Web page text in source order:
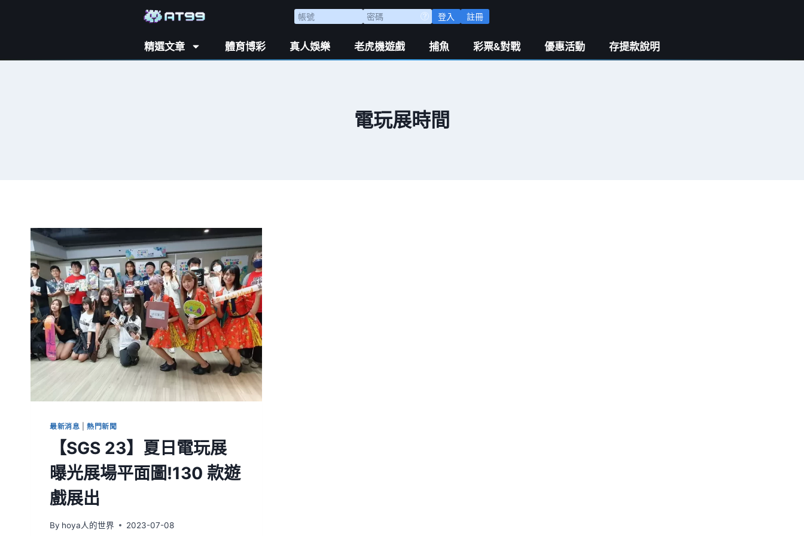
登入 註冊
精選文章 體育博彩 真人娛樂 老虎機遊戲 捕魚 彩票&對戰 優惠活動 存提款說明
電玩展時間
最新消息 |熱門新聞
【SGS 23】夏日電玩展
曝光展場平面圖!130 款遊
戲展出
By hoya人的世界 2023-07-08